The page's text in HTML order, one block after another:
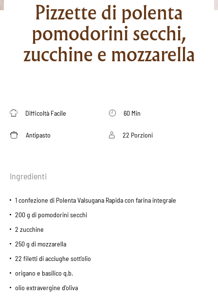
Pizzette di polenta
pomodorini secchi,
zucchine e mozzarella
Difficoltà Facile 60 Min
Antipasto 22 Porzioni
Ingredienti
1 confezione di Polenta Valsugana Rapida con farina integrale
200 g di pomodorini secchi
2 zucchine
250 g di mozzarella
22 filetti di acciughe sott'olio
origano e basilico q.b.
olio extravergine d'oliva